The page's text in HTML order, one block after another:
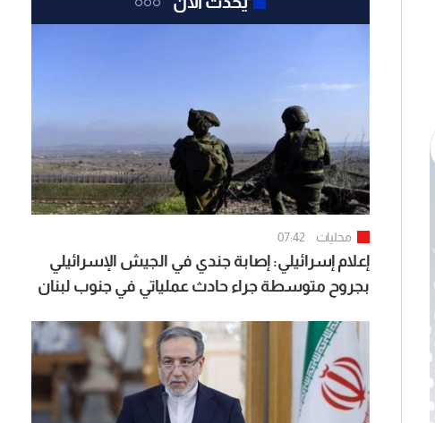
محليات 07:42
إعلام إسرائيلي: إصابة جندي في الجيش الإسرائيلي
بجروح متوسطة جراء حادث عملياتي في جنوب لبنان